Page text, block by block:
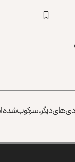
آزادی‌های دیگر، سرکوب